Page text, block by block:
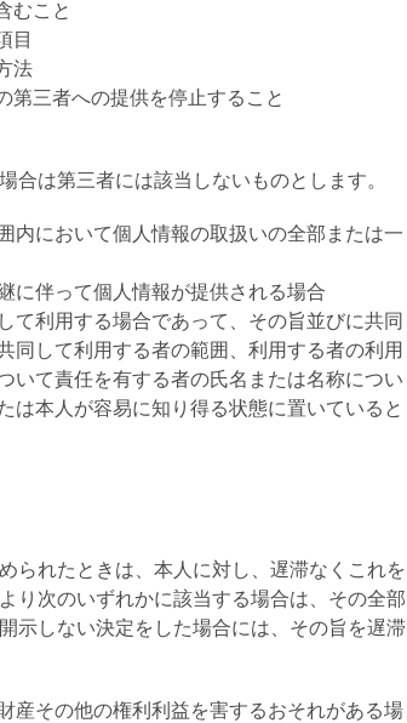
むこと
目
法
第三者への提供を停止すること
合は第三者には該当しないものとします。
内において個人情報の取扱いの全部または一
に伴って個人情報が提供される場合
て利用する場合であって、その旨並びに共同
同して利用する者の範囲、利用する者の利用
いて責任を有する者の氏名または名称につい
は本人が容易に知り得る状態に置いていると
られたときは、本人に対し、遅滞なくこれを
り次のいずれかに該当する場合は、その全部
示しない決定をした場合には、その旨を遅滞
産その他の権利利益を害するおそれがある場